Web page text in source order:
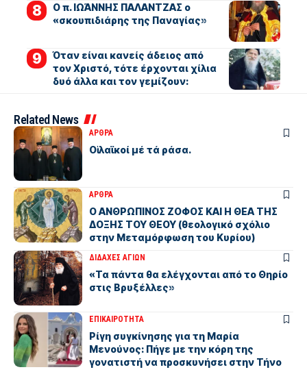
Ο π. ΙΩΆΝΝΗΣ ΠΑΛΑΝΤΖΑΣ ο
«σκουπιδιάρης της Παναγίας»
Όταν είναι κανείς άδειος από
τον Χριστό, τότε έρχονται χίλια
δυό άλλα και τον γεμίζουν:
Related News
ΑΡΘΡΑ
Οἱ λαϊκοί μέ τά ράσα.
ΑΡΘΡΑ
Ο ΑΝΘΡΩΠΙΝΟΣ ΖΟΦΟΣ ΚΑΙ Η ΘΕΑ ΤΗΣ
ΔΟΞΗΣ ΤΟΥ ΘΕΟΥ (θεολογικό σχόλιο
στην Μεταμόρφωση του Κυρίου)
ΔΙΔΑΧΕΣ ΑΓΙΩΝ
«Τα πάντα θα ελέγχονται από το Θηρίο
στις Βρυξέλλες»
ΕΠΙΚΑΙΡΟΤΗΤΑ
Ρίγη συγκίνησης για τη Μαρία
Μενούνος: Πήγε με την κόρη της
γονατιστή να προσκυνήσει στην Τήνο